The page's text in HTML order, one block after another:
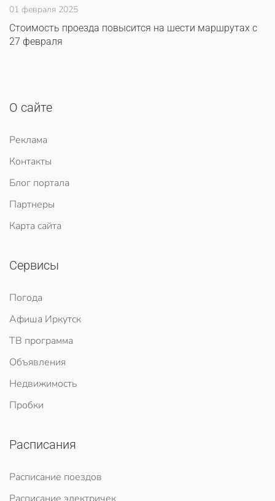
01 февраля 2025
Стоимость проезда повысится на шести маршрутах с
27 февраля
О сайте
Реклама
Контакты
Блог портала
Партнеры
Карта сайта
Сервисы
Погода
Афиша Иркутск
ТВ программа
Объявления
Недвижимость
Пробки
Расписания
Расписание поездов